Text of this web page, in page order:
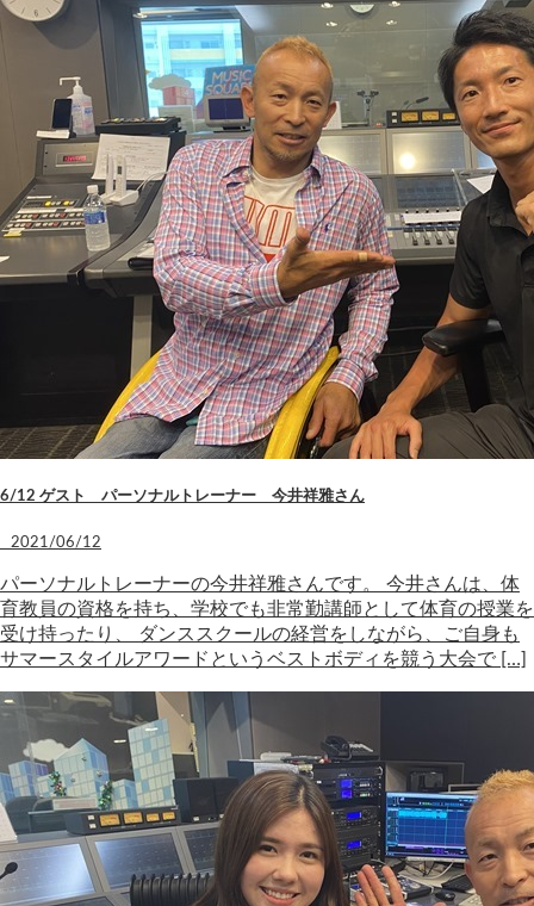
6/12 ゲスト パーソナルトレーナー 今井祥雅さん
2021/06/12
パーソナルトレーナーの今井祥雅さんです。 今井さんは、体
育教員の資格を持ち、学校でも非常勤講師として体育の授業を
受け持ったり、 ダンススクールの経営をしながら、ご自身も
サマースタイルアワードというベストボディを競う大会で […]